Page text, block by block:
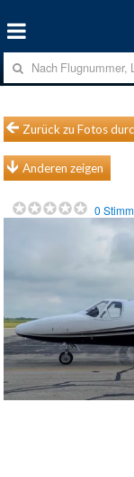
Zurück zu Fotos
Anderen zeigen
0